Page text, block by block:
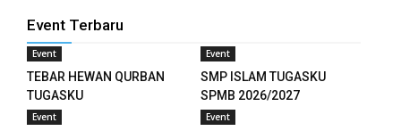
panel
panel
panel
Event Terbaru
Event
TEBAR HEWAN QURBAN
TUGASKU
Event
SMP ISLAM TUGASKU
SPMB 2026/2027
Event Event